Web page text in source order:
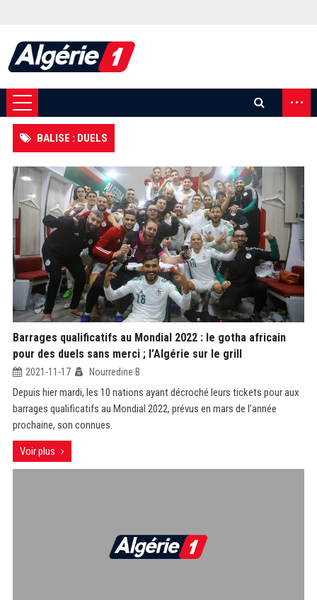
...
BALISE : DUELS
Barrages qualificatifs au Mondial 2022 : le gotha africain
pour des duels sans merci ; l’Algérie sur le grill
2021-11-17 Nourredine B
Depuis hier mardi, les 10 nations ayant décroché leurs tickets pour aux
barrages qualificatifs au Mondial 2022, prévus en mars de l’année
prochaine, son connues.
Voir plus